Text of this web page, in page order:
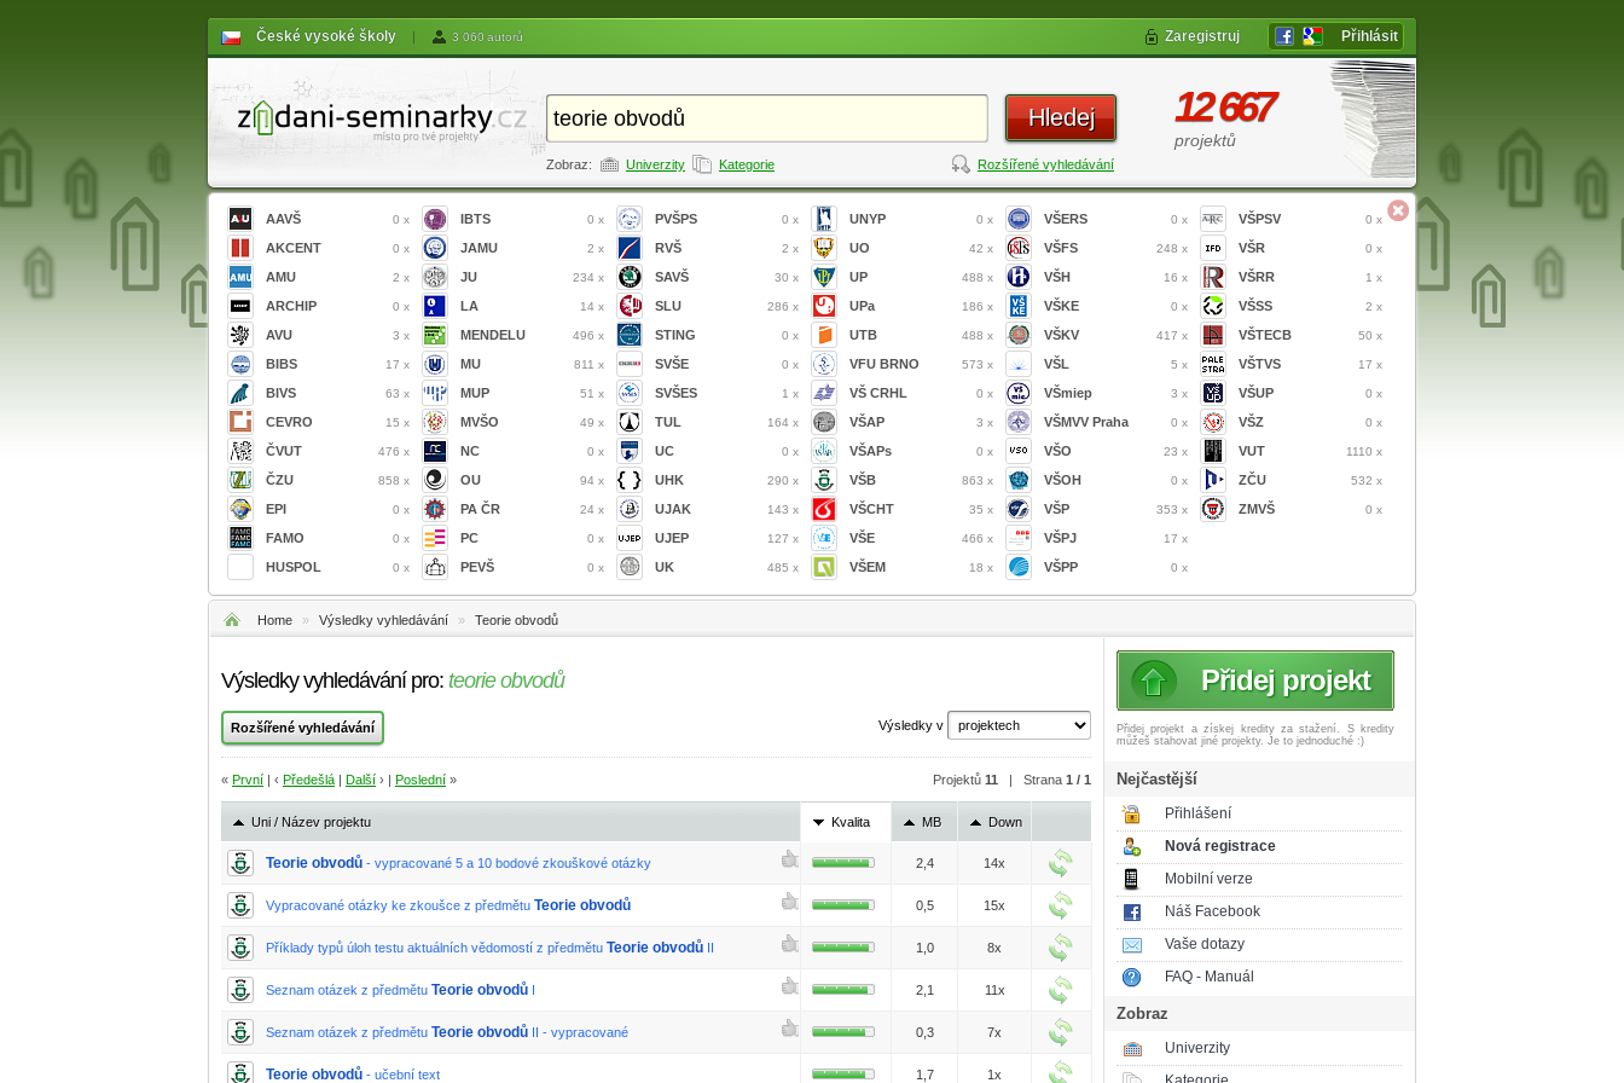
České vysoké školy | 3 060 autorů Zaregistruj Přihlásit
Hledej
Zobraz: Univerzity Kategorie Rozšířené vyhledávání
12 667
projektů
AAVŠ 0 x
AKCENT 0 x
AMU 2 x
ARCHIP 0 x
AVU 3 x
BIBS 17 x
BIVS 63 x
CEVRO 15 x
ČVUT 476 x
ČZU 858 x
EPI 0 x
FAMO 0 x
HUSPOL 0 x
IBTS 0 x
JAMU 2 x
JU 234 x
LA 14 x
MENDELU 496 x
MU 811 x
MUP 51 x
MVŠO 49 x
NC 0 x
OU 94 x
PA ČR 24 x
PC 0 x
PEVŠ 0 x
PVŠPS 0 x
RVŠ 2 x
SAVŠ 30 x
SLU 286 x
STING 0 x
SVŠE 0 x
SVŠES 1 x
TUL 164 x
UC 0 x
UHK 290 x
UJAK 143 x
UJEP 127 x
UK 485 x
UNYP 0 x
UO 42 x
UP 488 x
UPa 186 x
UTB 488 x
VFU BRNO 573 x
VŠ CRHL 0 x
VŠAP 3 x
VŠAPs 0 x
VŠB 863 x
VŠCHT 35 x
VŠE 466 x
VŠEM 18 x
VŠERS 0 x
VŠFS 248 x
VŠH 16 x
VŠKE 0 x
VŠKV 417 x
VŠL 5 x
VŠmiep 3 x
VŠMVV Praha 0 x
VŠO 23 x
VŠOH 0 x
VŠP 353 x
VŠPJ 17 x
VŠPP 0 x
VŠPSV 0 x
VŠR 0 x
VŠRR 1 x
VŠSS 2 x
VŠTECB 50 x
VŠTVS 17 x
VŠUP 0 x
VŠZ 0 x
VUT 1110 x
ZČU 532 x
ZMVŠ 0 x
Home » Výsledky vyhledávání » Teorie obvodů
Výsledky vyhledávání pro: teorie obvodů
Výsledky v
« První | ‹ Předešlá | Další › | Poslední » Projektů 11 | Strana 1 / 1
Uni / Název projektu Kvalita MB Down
Teorie obvodů - vypracované 5 a 10 bodové zkouškové otázky 2,4 14x
Vypracované otázky ke zkoušce z předmětu Teorie obvodů 0,5 15x
Příklady typů úloh testu aktuálních vědomostí z předmětu Teorie obvodů II 1,0 8x
Seznam otázek z předmětu Teorie obvodů I 2,1 11x
Seznam otázek z předmětu Teorie obvodů II - vypracované 0,3 7x
Teorie obvodů - učební text 1,7 1x
Přidej projekt
Přidej projekt a získej
kredity za stažení. S kredity
můžeš stahovat jiné projekty. Je to jednoduché :)
Nejčastější
Přihlášení
Nová registrace
Mobilní verze
Náš Facebook
Vaše dotazy
FAQ - Manuál
Zobraz
Univerzity